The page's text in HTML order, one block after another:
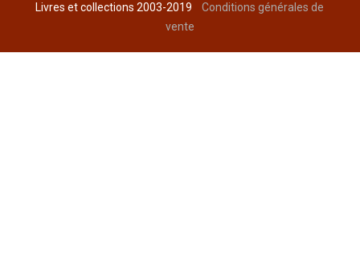
Livres et collections 2003-2019Conditions générales de
vente